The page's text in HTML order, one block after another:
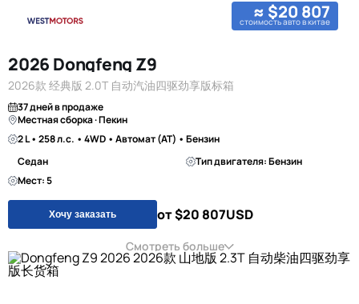
≈ $20 807
стоимость авто в китае
2026 Dongfeng Z9
2026款 经典版 2.0T 自动汽油四驱劲享版标箱
37 дней в продаже
Местная сборка · Пекин
2 L • 258 л.с. • 4WD • Автомат (AT) • Бензин
Седан
Тип двигателя: Бензин
Мест: 5
Хочу заказать от $20 807USD
Смотреть больше